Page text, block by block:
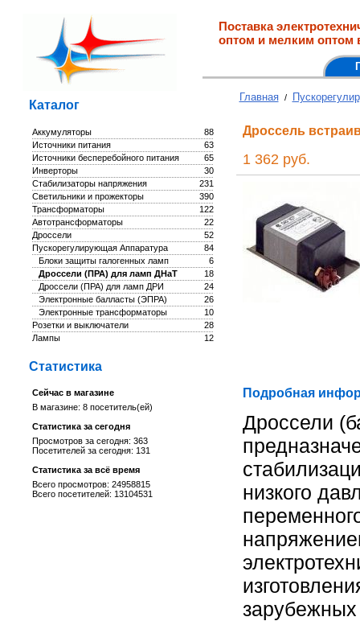
Поставка
оптом и мелким оптом
Каталог
88
Аккумуляторы
63
Источники питания
65
Источники бесперебойного питания
30
Инверторы
231
Стабилизаторы напряжения
390
Светильники и прожекторы
122
Трансформаторы
22
Автотрансформаторы
52
Дроссели
84
Пускорегулирующая Аппаратура
6
Блоки защиты галогенных ламп
18
Дроссели (ПРА) для ламп ДНаТ
24
Дроссели (ПРА) для ламп ДРИ
26
Электронные балласты (ЭПРА)
10
Электронные трансформаторы
28
Розетки и выключатели
12
Лампы
Статистика
Сейчас в магазине
В магазине: 8 посетитель(ей)
Статистика за сегодня
Просмотров за сегодня: 363
Посетителей за сегодня: 131
Статистика за всё время
Всего просмотров: 24958815
Всего посетителей: 13104531
Главная /
Дроссель
1 362 руб.
Подробная
Дроссели
низкого